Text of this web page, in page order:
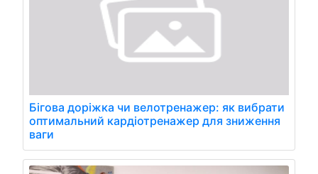
Бігова доріжка чи велотренажер: як вибрати
оптимальний кардіотренажер для зниження
ваги